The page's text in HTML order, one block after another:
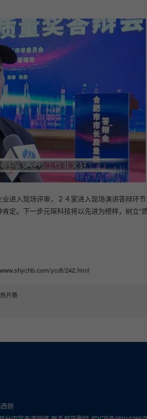
进入现场评审，２４家进入现场演讲答辩环
定。下一步元琛科技将以先进为榜样，树立“
ycdt/242.html
开赛
侧